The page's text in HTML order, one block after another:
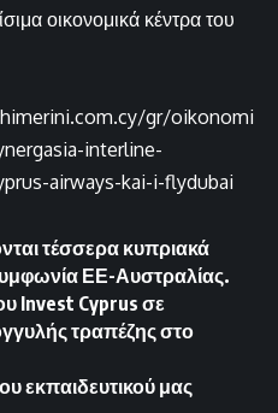
οικονομικά κέντρα του
gr/oikonomi
interline-
airways-kai-i-flydubai
τέσσερα κυπριακά
ΕΕ-Αυστραλίας.
Invest Cyprus σε
τραπέζης στο
εκπαιδευτικού μας